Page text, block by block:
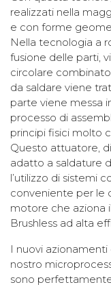
realizzati nella
e con forme
Nella tecnologia a
fusione delle parti,
circolare
da saldare viene
parte viene messa
processo di
principi fisici molto
Questo attuatore,
adatto a saldature
l’utilizzo di sistemi
conveniente per le
motore che aziona
Brushless ad alta
I nuovi
nostro
sono